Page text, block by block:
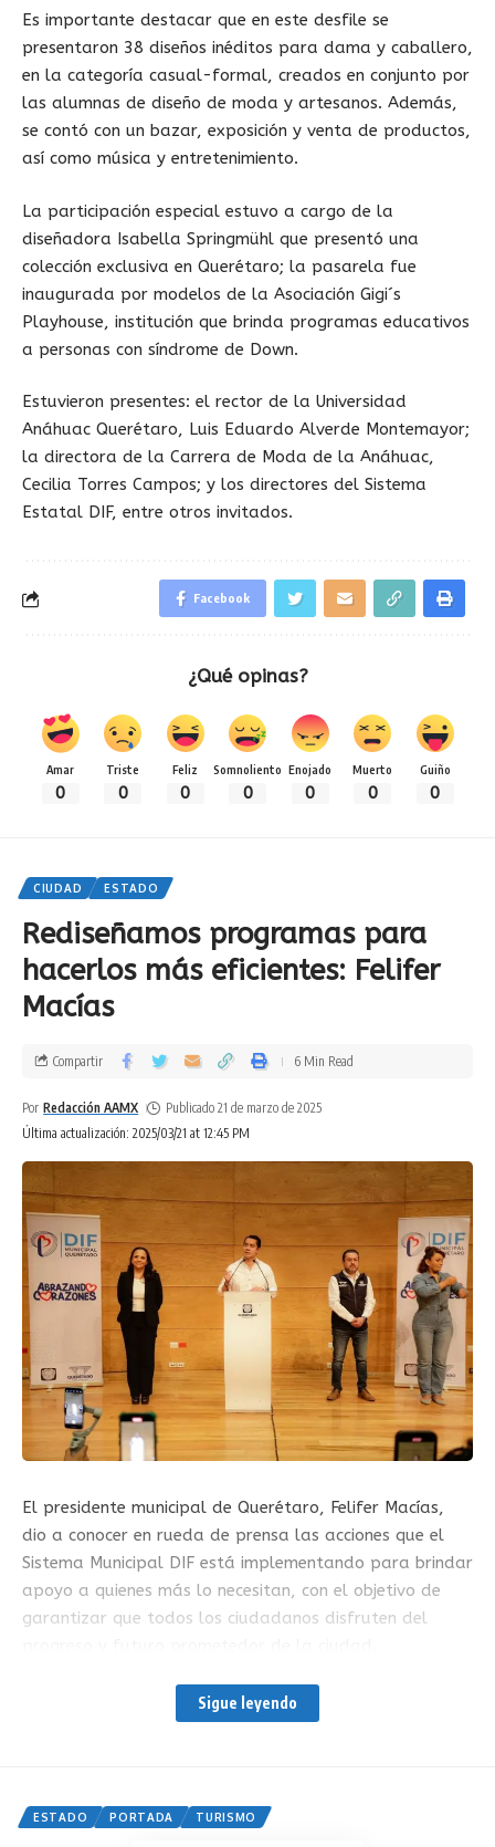
Es importante destacar que en este desfile se
presentaron 38 diseños inéditos para dama y caballero,
en la categoría casual-formal, creados en conjunto por
las alumnas de diseño de moda y artesanos. Además,
se contó con un bazar, exposición y venta de productos,
así como música y entretenimiento.
La participación especial estuvo a cargo de la
diseñadora Isabella Springmühl que presentó una
colección exclusiva en Querétaro; la pasarela fue
inaugurada por modelos de la Asociación Gigi´s
Playhouse, institución que brinda programas educativos
a personas con síndrome de Down.
Estuvieron presentes: el rector de la Universidad
Anáhuac Querétaro, Luis Eduardo Alverde Montemayor;
la directora de la Carrera de Moda de la Anáhuac,
Cecilia Torres Campos; y los directores del Sistema
Estatal DIF, entre otros invitados.
Facebook
¿Qué opinas?
Amar
0
Triste
0
Feliz
0
Somnoliento
0
Enojado
0
Muerto
0
Guiño
0
CIUDAD ESTADO
Rediseñamos programas para
hacerlos más eficientes: Felifer
Macías
Última actualización: 2025/03/21 at 12:45 PM
Por Redacción AAMX Publicado 21 de marzo de 2025
Compartir 6 Min Read
El presidente municipal de Querétaro, Felifer Macías,
dio a conocer en rueda de prensa las acciones que el
Sistema Municipal DIF está implementando para brindar
apoyo a quienes más lo necesitan, con el objetivo de
garantizar que todos los ciudadanos disfruten del
Tania Ruiz Castro, directora del Sistema Municipal DIF,
destacó que con la aprobación de un nuevo
de beneficiarios y optimizar la utilización de los
Sigue leyendo
ESTADO PORTADA TURISMO